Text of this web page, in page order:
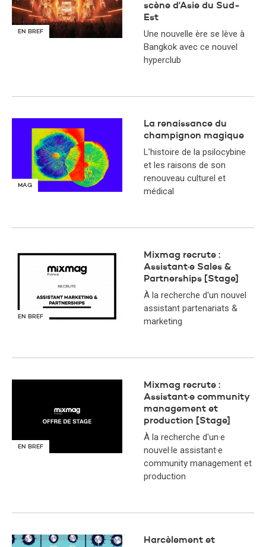
EN BREF
scène d'Asie du Sud-
Est
Une nouvelle ère se lève à
Bangkok avec ce nouvel
hyperclub
MAG
La renaissance du
champignon magique
L’histoire de la psilocybine
et les raisons de son
renouveau culturel et
médical
EN BREF
Mixmag recrute :
Assistant·e Sales &
Partnerships [Stage]
À la recherche d'un nouvel
assistant partenariats &
marketing
EN BREF
Mixmag recrute :
Assistant·e community
management et
production [Stage]
À la recherche d'un·e
nouvel·le assistant·e
community management et
production
Harcèlement et